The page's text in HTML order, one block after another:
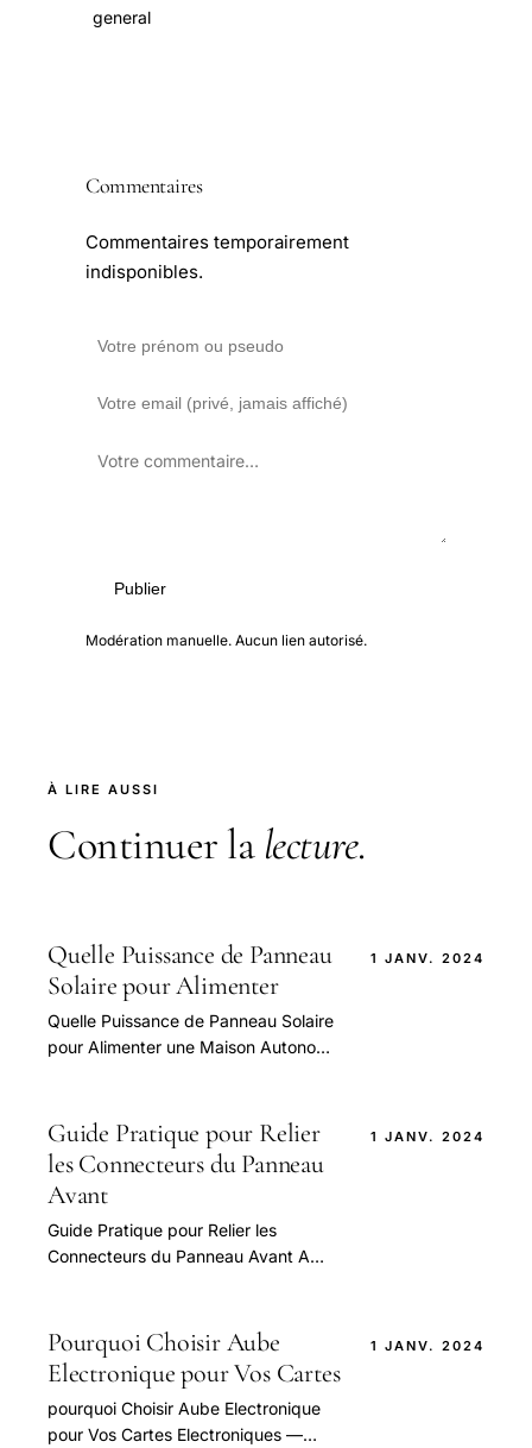
general
Commentaires
Commentaires temporairement
indisponibles.
Publier
Modération manuelle. Aucun lien autorisé.
À LIRE AUSSI
Continuer la lecture.
Quelle Puissance de Panneau
Solaire pour Alimenter
Quelle Puissance de Panneau Solaire
pour Alimenter une Maison Autonome
1 JANV. 2024
Guide Pratique pour Relier
les Connecteurs du Panneau
Avant
Guide Pratique pour Relier les
Connecteurs du Panneau Avant A
aborder cette question.
1 JANV. 2024
Pourquoi Choisir Aube
Electronique pour Vos Cartes
pourquoi Choisir Aube Electronique
pour Vos Cartes Electroniques —
1 JANV. 2024